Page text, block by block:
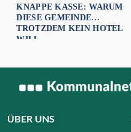
KNAPPE KASSE: WARUM
DIESE GEMEINDE
TROTZDEM KEIN HOTEL
WILL
ÜBER UNS